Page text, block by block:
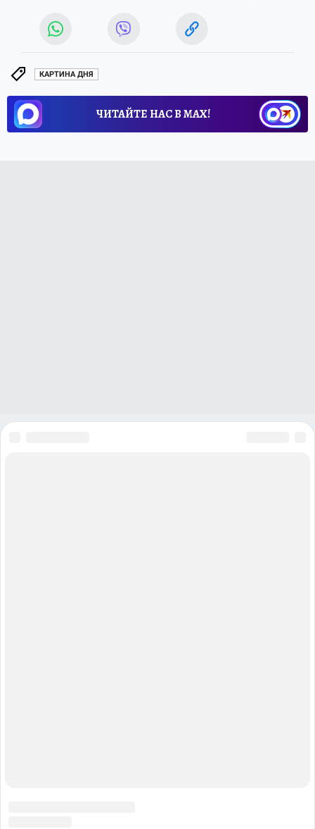
КАРТИНА ДНЯ
ЧИТАЙТЕ НАС В МАХ!